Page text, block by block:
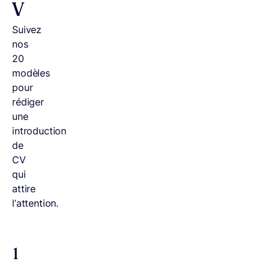
V
Suivez
nos
20
modèles
pour
rédiger
une
introduction
de
CV
qui
attire
l’attention.
1